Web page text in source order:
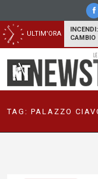
ULTIM'ORA
CAMBIO
TAG: PALAZZO